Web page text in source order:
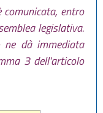
entro
legislativa.
ne dà immediata
3 dell'articolo